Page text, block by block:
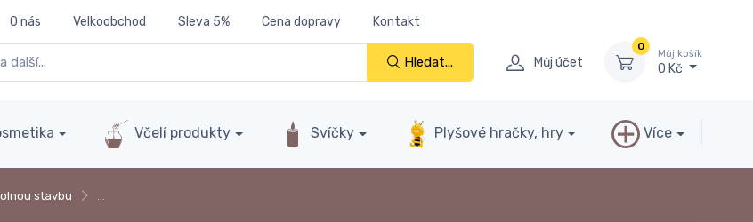
O nás Velkoobchod Sleva 5% Cena dopravy Kontakt
Hledat... Můj účet
0
Můj košík
0 Kč
Včelí produkty Svíčky Plyšové hračky, hry Více
stavbu …